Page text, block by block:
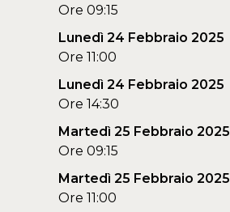
Ore 09:15
Lunedì 24 Febbraio 2025
Ore 11:00
Lunedì 24 Febbraio 2025
Ore 14:30
Martedì 25 Febbraio 2025
Ore 09:15
Martedì 25 Febbraio 2025
Ore 11:00